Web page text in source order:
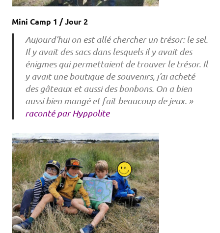
Mini Camp 1 / Jour 2
Aujourd’hui on est allé chercher un trésor: le sel.
Il y avait des sacs dans lesquels il y avait des
énigmes qui permettaient de trouver le trésor. Il
y avait une boutique de souvenirs, j’ai acheté
des gâteaux et aussi des bonbons. On a bien
aussi bien mangé et fait beaucoup de jeux. »
raconté par Hyppolite